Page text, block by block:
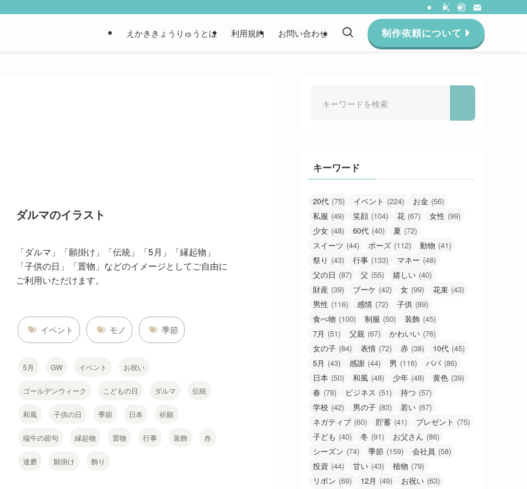
えかききょうりゅうとは 利用規約 お問い合わせ 制作依頼について
ダルマのイラスト
「ダルマ」「願掛け」「伝統」「5月」「縁起物」
「子供の日」「置物」などのイメージとしてご自由に
ご利用いただけます。
イベント モノ 季節
5月 GW イベント お祝い
ゴールデンウィーク こどもの日 ダルマ 伝統
和風 子供の日 季節 日本 祈願
端午の節句 縁起物 置物 行事 装飾 赤
達磨 願掛け 飾り
キーワード
20代 (75) イベント (224) お金 (56)
私服 (49) 笑顔 (104) 花 (67) 女性 (99)
少女 (48) 60代 (40) 夏 (72)
スイーツ (44) ポーズ (112) 動物 (41)
祭り (43) 行事 (133) マネー (48)
父の日 (87) 父 (55) 嬉しい (40)
財産 (39) ブーケ (42) 女 (99) 花束 (43)
男性 (116) 感情 (72) 子供 (89)
食べ物 (100) 制服 (50) 装飾 (45)
7月 (51) 父親 (67) かわいい (76)
女の子 (84) 表情 (72) 赤 (38) 10代 (45)
5月 (43) 感謝 (44) 男 (116) パパ (86)
日本 (50) 和風 (48) 少年 (48) 黄色 (39)
春 (78) ビジネス (51) 持つ (57)
学校 (42) 男の子 (83) 若い (67)
ネガティブ (60) 貯蓄 (41) プレゼント (75)
子ども (40) 冬 (91) お父さん (86)
シーズン (74) 季節 (159) 会社員 (58)
投資 (44) 甘い (43) 植物 (79)
リボン (69) 12月 (49) お祝い (63)